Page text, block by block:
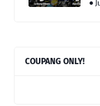
COUPANG ONLY!